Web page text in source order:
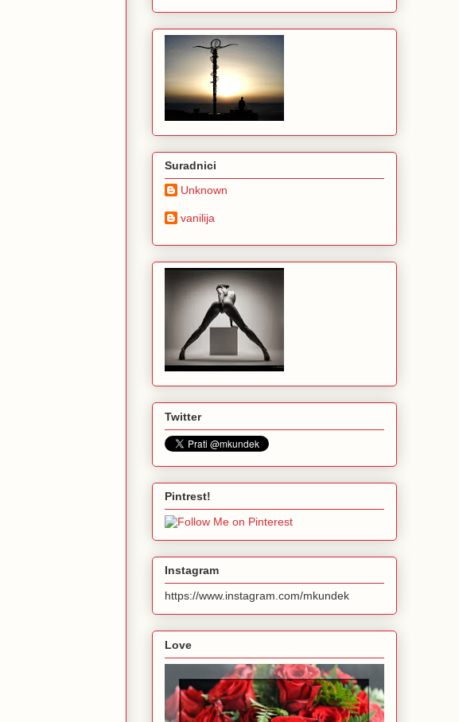
Suradnici
Unknown
vanilija
Twitter
Pintrest!
Instagram
https://www.instagram.com/mkundek
Love